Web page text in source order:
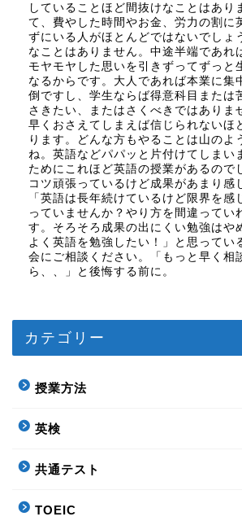
していることほど間抜けなことはあり
て、費やした時間やお金、労力の割に
ずにいる人がほとんどではないでしょ
なことはありません。中途半端であれ
モヤモヤした思いを引きずってずっと
なるからです。大人であれば本業に集
倒ですし、学生ならば得意科目または
さきたい、またはさくべきではありま
早くおさえてしまえば信じられないほ
ります。どんな方もやることは山のよ
ね。英語などパパッと片付けてしまい
ためにこれほど英語の授業があるので
コツ頑張っているけど成果があまり感
「英語は長年続けているけど限界を感
っていませんか？やり方を間違ってい
す。そろそろ成果の出にくい勉強はや
よく英語を勉強したい！」と思ってい
会にご相談ください。「もっと早く相
ら、、」と後悔する前に。
カテゴリー
授業方法
英検
共通テスト
TOEIC